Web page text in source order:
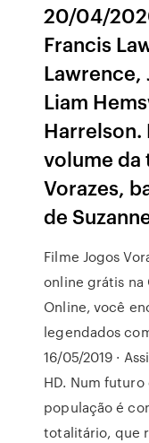
20/04/
Francis
Lawrence,
Liam
Harrelson.
volume da
Vorazes,
de
Filme Jogos
online grátis na
Online, você
legendados
16/05/2019 ·
HD. Num
população é
totalitário, que